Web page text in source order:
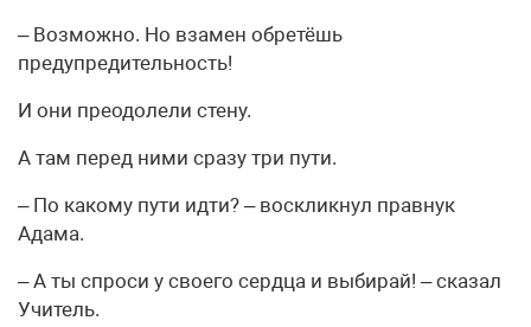
– Возможно. Но взамен обретёшь
предупредительность!
И они преодолели стену.
А там перед ними сразу три пути.
– По какому пути идти? – воскликнул правнук
Адама.
– А ты спроси у своего сердца и выбирай! – сказал
Учитель.